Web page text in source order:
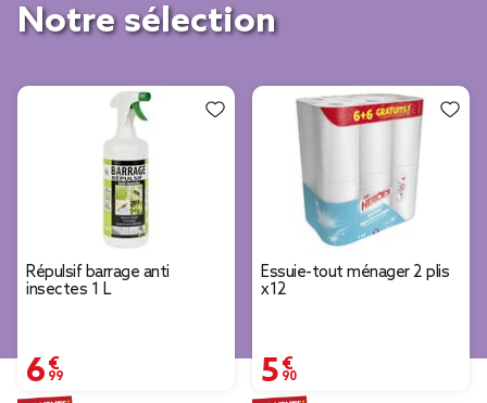
Notre sélection
Répulsif barrage anti
insectes 1 L
6,99 €
Essuie-tout ménager 2 plis
x12
5,90 €